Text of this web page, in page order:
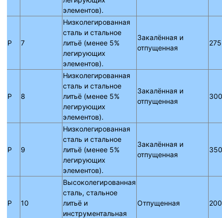
элементов).
P 7
Низколегированная
сталь и стальное
литьё (менее 5%
легирующих
элементов).
Закалённая и
отпущенная
P 8
Низколегированная
сталь и стальное
литьё (менее 5%
легирующих
элементов).
Закалённая и
отпущенная
P 9
Низколегированная
сталь и стальное
литьё (менее 5%
легирующих
элементов).
Закалённая и
отпущенная
P 10
Высоколегированная
сталь, стальное
литьё и
инструментальная
Отпущенная